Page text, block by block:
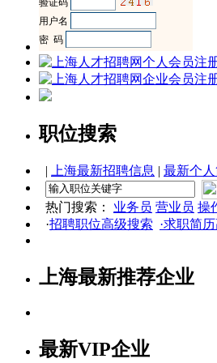
职位搜索
| 上海最新招聘信息 | 最新个
热门搜索： 业务员 营业员 操
·招聘职位高级搜索 ·求职简
上海最新推荐企业
最新VIP企业